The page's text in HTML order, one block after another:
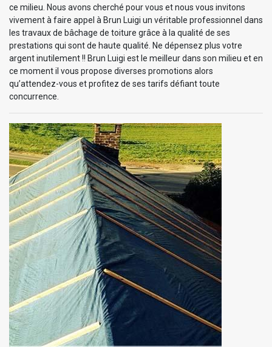
ce milieu. Nous avons cherché pour vous et nous vous invitons
vivement à faire appel à Brun Luigi un véritable professionnel dans
les travaux de bâchage de toiture grâce à la qualité de ses
prestations qui sont de haute qualité. Ne dépensez plus votre
argent inutilement !! Brun Luigi est le meilleur dans son milieu et en
ce moment il vous propose diverses promotions alors
qu’attendez-vous et profitez de ses tarifs défiant toute
concurrence.